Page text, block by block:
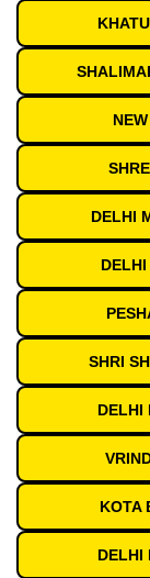
DELHI
SHRI
DELHI
KOTA
DELHI